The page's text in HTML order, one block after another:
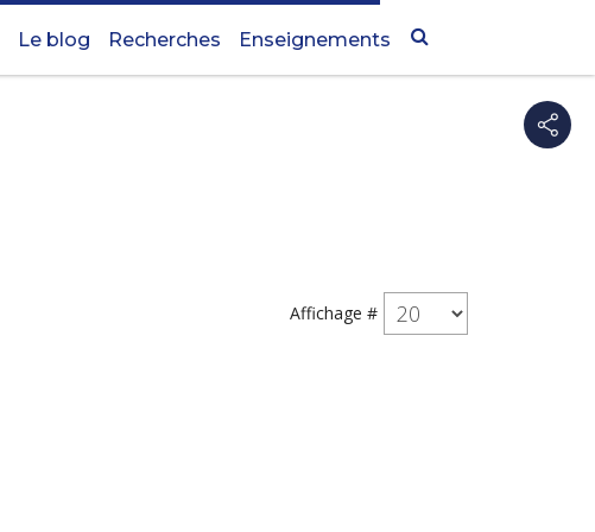
Le blog Recherches Enseignements
Affichage #